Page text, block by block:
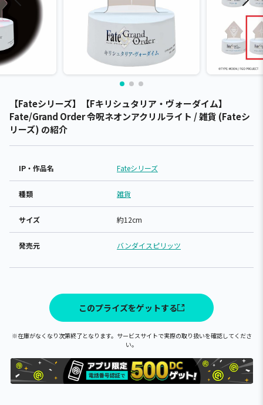
【Fateシリーズ】【Fキリシュタリア・ヴォーダイム】
Fate/Grand Order 令呪ネオンアクリルライト / 雑貨 (Fateシ
リーズ) の紹介
IP・作品名 Fateシリーズ
種類 雑貨
サイズ 約12cm
発売元 バンダイスピリッツ
このプライズをゲットする
※在庫がなくなり次第終了となります。サービスサイトで実際の取り扱いを確認してくださ
い。